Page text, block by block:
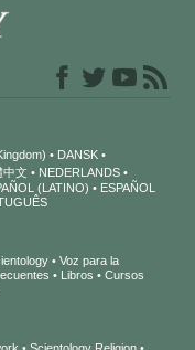
DANSK
中文
NEDERLANDS
(LATINO)
ESPAÑOL
Voz para la
Libros
Cursos